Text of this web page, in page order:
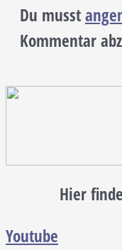
Du musst
Kommentar
Hier
Youtube